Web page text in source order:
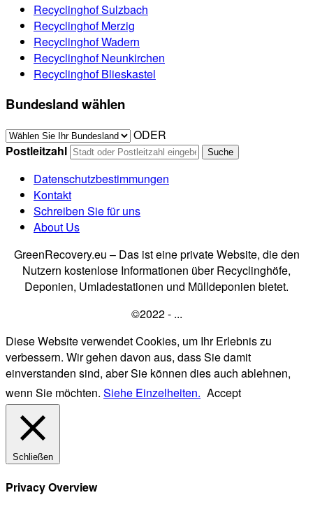
Recyclinghof Sulzbach
Recyclinghof Merzig
Recyclinghof Wadern
Recyclinghof Neunkirchen
Recyclinghof Blieskastel
Bundesland wählen
ODER
Postleitzahl
Datenschutzbestimmungen
Kontakt
Schreiben Sie für uns
About Us
GreenRecovery.eu – Das ist eine private Website, die den
Nutzern kostenlose Informationen über Recyclinghöfe,
Deponien, Umladestationen und Mülldeponien bietet.
©2022 - ...
Diese Website verwendet Cookies, um Ihr Erlebnis zu
verbessern. Wir gehen davon aus, dass Sie damit
einverstanden sind, aber Sie können dies auch ablehnen,
wenn Sie möchten. Siehe Einzelheiten. Accept
Schließen
Privacy Overview